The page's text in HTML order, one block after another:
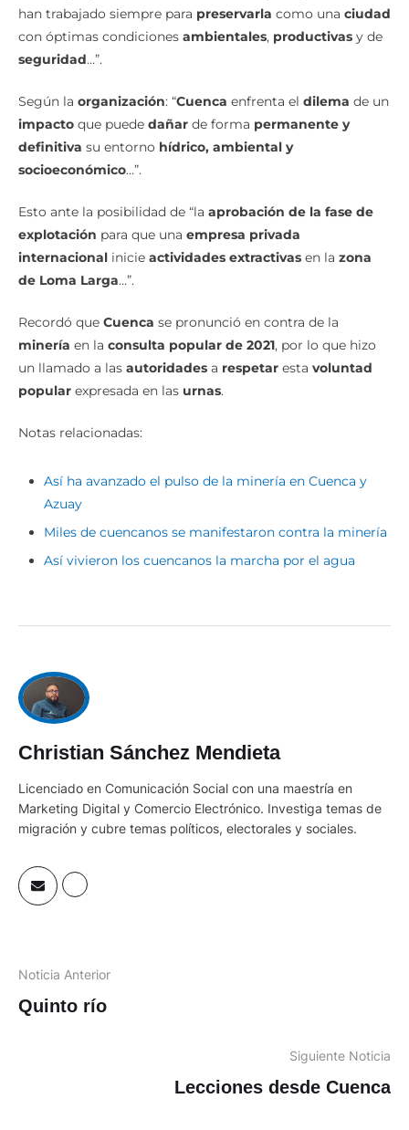
han trabajado siempre para preservarla como una ciudad
con óptimas condiciones ambientales, productivas y de
seguridad…”.
Según la organización: “Cuenca enfrenta el dilema de un
impacto que puede dañar de forma permanente y
definitiva su entorno hídrico, ambiental y
socioeconómico…”.
Esto ante la posibilidad de “la aprobación de la fase de
explotación para que una empresa privada
internacional inicie actividades extractivas en la zona
de Loma Larga…”.
Recordó que Cuenca se pronunció en contra de la
minería en la consulta popular de 2021, por lo que hizo
un llamado a las autoridades a respetar esta voluntad
popular expresada en las urnas.
Notas relacionadas:
Así ha avanzado el pulso de la minería en Cuenca y
Azuay
Miles de cuencanos se manifestaron contra la minería
Así vivieron los cuencanos la marcha por el agua
Christian Sánchez Mendieta
Licenciado en Comunicación Social con una maestría en
Marketing Digital y Comercio Electrónico. Investiga temas de
migración y cubre temas políticos, electorales y sociales.
Noticia Anterior
Quinto río
Siguiente Noticia
Lecciones desde Cuenca